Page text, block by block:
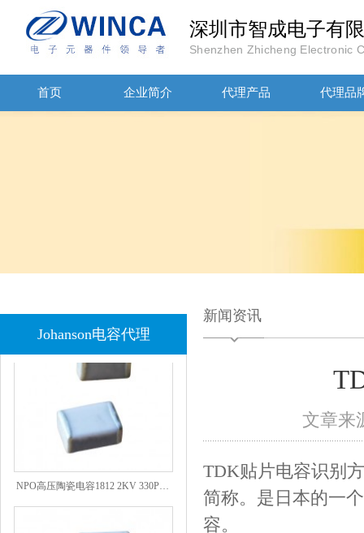
深圳市智成电子有
Shenzhen Zhicheng Electronic
首页 企业简介 代理产品 代理品
Johanson电容代理
JOHANOSN高压贴片电容1206/NPO/1000V/220PF/J档封装
NPO高压陶瓷电容1812 2KV 330PF 5%精度
新闻资讯
文章来
TDK贴片电容识别
简称。是日本的一
容。